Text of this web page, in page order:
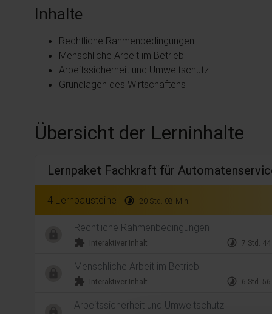
Inhalte
Rechtliche Rahmenbedingungen
Menschliche Arbeit im Betrieb
Arbeitssicherheit und Umweltschutz
Grundlagen des Wirtschaftens
Übersicht der Lerninhalte
Lernpaket Fachkraft für
4 Lernbausteine timelapse 20 Std. 08 Min.
Rechtliche Rahmenbedingungen
extension Interaktiver Inhalt timelapse 7 Std.
Menschliche Arbeit im Betrieb
extension Interaktiver Inhalt timelapse 6 Std.
Arbeitssicherheit und Umweltschutz